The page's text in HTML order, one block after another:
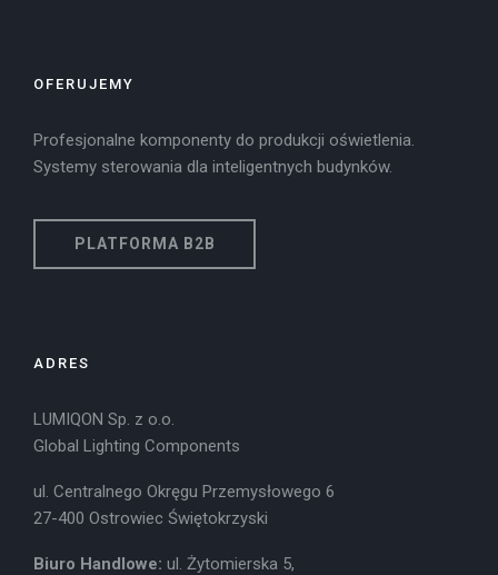
OFERUJEMY
Profesjonalne komponenty do produkcji oświetlenia.
Systemy sterowania dla inteligentnych budynków.
PLATFORMA B2B
ADRES
LUMIQON Sp. z o.o.
Global Lighting Components
ul. Centralnego Okręgu Przemysłowego 6
27-400 Ostrowiec Świętokrzyski
Biuro Handlowe: ul. Żytomierska 5,